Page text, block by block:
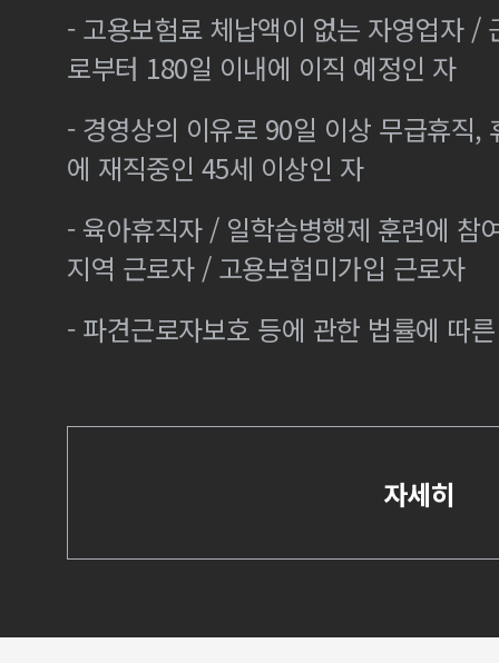
- 고용보험료 체납액이 없는 자영업자 /
로부터 180일 이내에 이직 예정인 자
- 경영상의 이유로 90일 이상 무급휴직,
에 재직중인 45세 이상인 자
- 육아휴직자 / 일학습병행제 훈련에 참
지역 근로자 / 고용보험미가입 근로자
- 파견근로자보호 등에 관한 법률에 따
자세히